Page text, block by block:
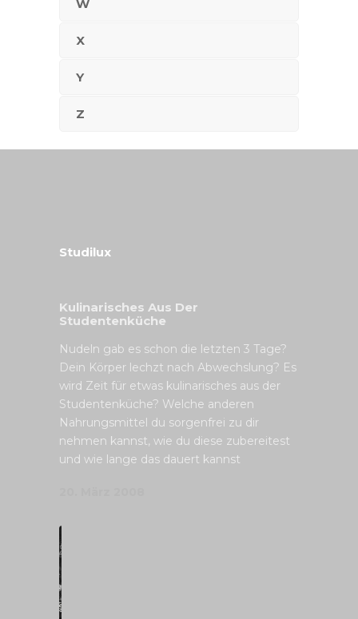
W
X
Y
Z
Studilux
Kulinarisches Aus Der
Studentenküche
Nudeln gab es schon die letzten 3 Tage?
Dein Körper lechzt nach Abwechslung? Es
wird Zeit für etwas kulinarisches aus der
Studentenküche? Welche anderen
Nahrungsmittel du sorgenfrei zu dir
nehmen kannst, wie du diese zubereitest
und wie lange das dauert kannst